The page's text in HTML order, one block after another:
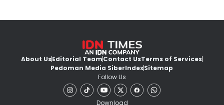
About UsEditorial TeamContact UsTerms of Services
Pedoman Media SiberIndexSitemap
Follow Us
Download